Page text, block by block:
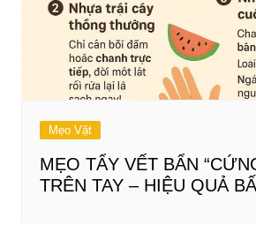
Mẹo Vặt
MẸO TẨY VẾT BẨN
TRÊN TAY – HIỆU QUẢ